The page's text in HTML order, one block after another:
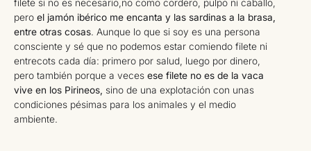
filete si no es necesario,no como cordero, pulpo ni caballo,
pero el jamón ibérico me encanta y las sardinas a la brasa,
entre otras cosas. Aunque lo que si soy es una persona
consciente y sé que no podemos estar comiendo filete ni
entrecots cada día: primero por salud, luego por dinero,
pero también porque a veces ese filete no es de la vaca
vive en los Pirineos, sino de una explotación con unas
condiciones pésimas para los animales y el medio
ambiente.